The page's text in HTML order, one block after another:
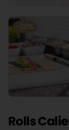
-20%
Rolls